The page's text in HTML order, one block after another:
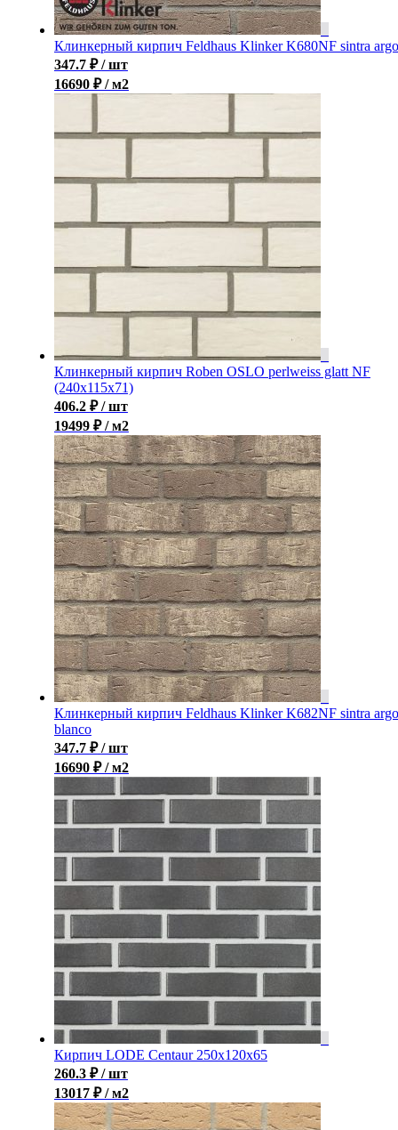
Клинкерный кирпич Feldhaus Klinker K680NF sintra argo
347.7 ₽ / шт
16690 ₽ / м2
Клинкерный кирпич Roben OSLO perlweiss glatt NF
(240x115x71)
406.2 ₽ / шт
19499 ₽ / м2
Клинкерный кирпич Feldhaus Klinker K682NF sintra argo
blanco
347.7 ₽ / шт
16690 ₽ / м2
Кирпич LODE Centaur 250x120x65
260.3 ₽ / шт
13017 ₽ / м2